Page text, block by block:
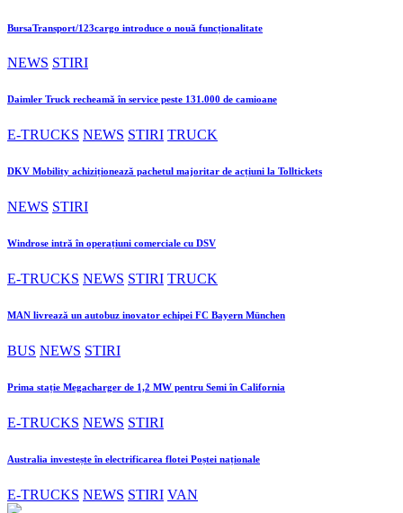
BursaTransport/123cargo introduce o nouă funcționalitate
NEWS STIRI
Daimler Truck recheamă în service peste 131.000 de camioane
E-TRUCKS NEWS STIRI TRUCK
DKV Mobility achiziționează pachetul majoritar de acțiuni la Tolltickets
NEWS STIRI
Windrose intră în operațiuni comerciale cu DSV
E-TRUCKS NEWS STIRI TRUCK
MAN livrează un autobuz inovator echipei FC Bayern München
BUS NEWS STIRI
Prima stație Megacharger de 1,2 MW pentru Semi în California
E-TRUCKS NEWS STIRI
Australia investește în electrificarea flotei Poștei naționale
E-TRUCKS NEWS STIRI VAN